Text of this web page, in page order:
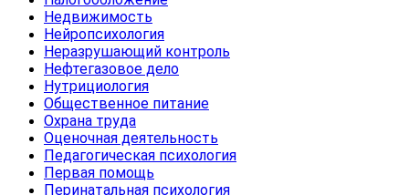
Недвижимость
Нейропсихология
Неразрушающий контроль
Нефтегазовое дело
Нутрициология
Общественное питание
Охрана труда
Оценочная деятельность
Педагогическая психология
Первая помощь
Перинатальная психология